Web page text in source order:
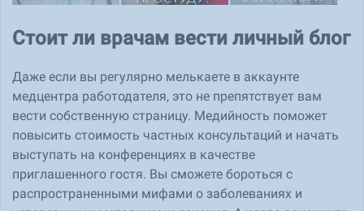
Стоит ли врачам вести личный блог
Даже если вы регулярно мелькаете в аккаунте
медцентра работодателя, это не препятствует вам
вести собственную страницу. Медийность поможет
повысить стоимость частных консультаций и начать
выступать на конференциях в качестве
приглашенного гостя. Вы сможете бороться с
распространенными мифами о заболеваниях и